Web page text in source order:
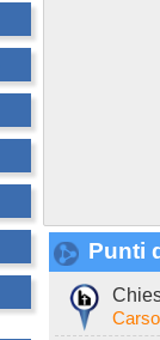
Punti